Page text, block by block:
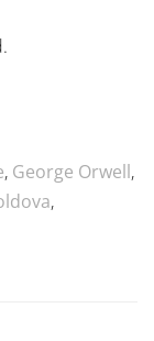
, George Orwell,
,